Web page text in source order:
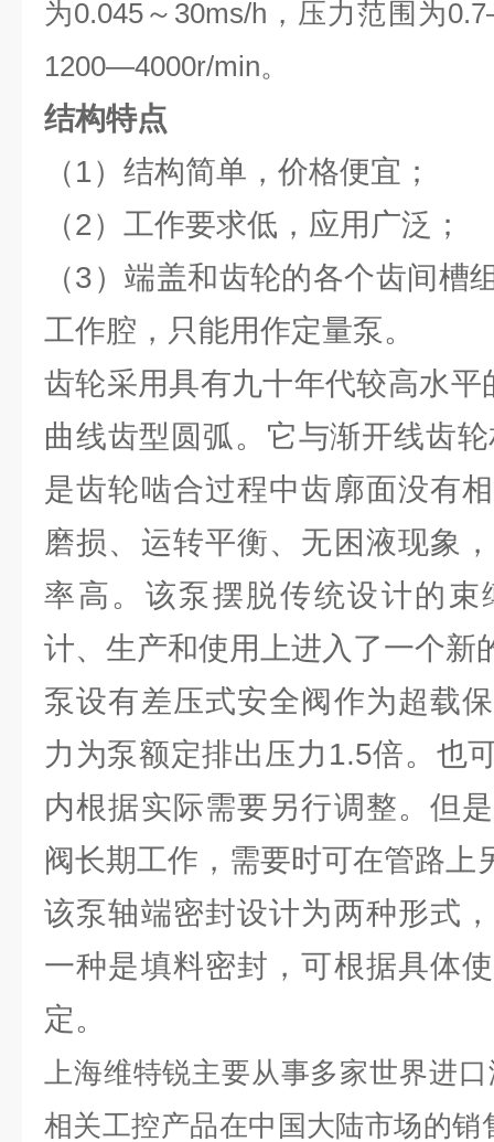
为0.045～30ms/h，压力范围为
1200—4000r/min。
结构特点
（1）结构简单，价格便宜；
（2）工作要求低，应用广泛；
（3）端盖和齿轮的各个齿间槽
工作腔，只能用作定量泵。
齿轮采用具有九十年代较高水
曲线齿型圆弧。它与渐开线齿
是齿轮啮合过程中齿廓面没有
磨损、运转平衡、无困液现象
率高。该泵摆脱传统设计的束
计、生产和使用上进入了一个新
泵设有差压式安全阀作为超载
力为泵额定排出压力1.5倍。也
内根据实际需要另行调整。但
阀长期工作，需要时可在管路上
该泵轴端密封设计为两种形式
一种是填料密封，可根据具体
定。
上海维特锐主要从事多家世界进
相关工控产品在中国大陆市场的销